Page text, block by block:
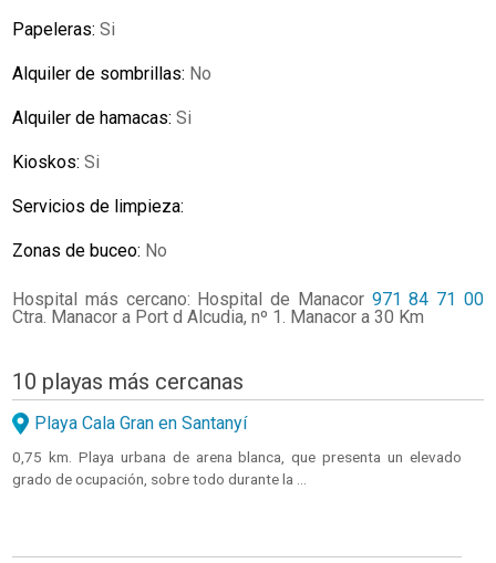
Papeleras:Si
Alquiler de sombrillas: No
Alquiler de hamacas:Si
Kioskos:Si
Servicios de limpieza:
Zonas de buceo: No
Hospital más cercano: Hospital de Manacor 971 84 71 00
Ctra. Manacor a Port d Alcudia, nº 1. Manacor a 30 Km
10 playas más cercanas
Playa Cala Gran en Santanyí
0,75 km. Playa urbana de arena blanca, que presenta un elevado
grado de ocupación, sobre todo durante la ...